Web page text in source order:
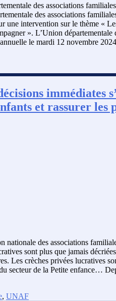
des associations
des associations
une intervention sur le thème «
». L’Union départementale
le mardi 12 novembre
immédiates
et rassurer les
nationale des associations
sont plus que jamais
Les crèches privées lucratives
secteur de la Petite enfance…
, UNAF